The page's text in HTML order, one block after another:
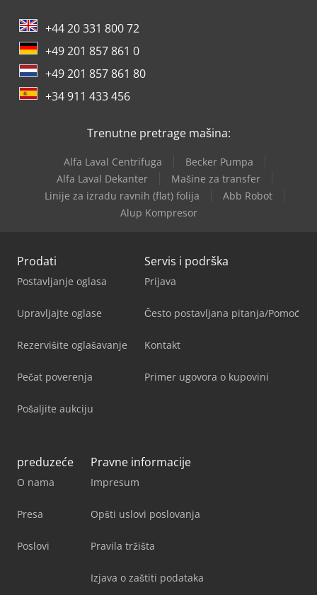
+44 20 331 800 72
+49 201 857 861 0
+49 201 857 861 80
+34 911 433 456
Trenutne pretrage mašina:
Alfa Laval Centrifuga
Becker Pumpa
Alfa Laval Dekanter
Mašine za transfer
Linije za izradu ravnih (flat) folija
Abb Robot
Alup Kompresor
Prodati
Postavljanje oglasa
Upravljajte oglase
Rezervišite oglašavanje
Pečat poverenja
Pošaljite aukciju
Servis i podrška
Prijava
Često postavljana pitanja/Pomoć
Kontakt
Primer ugovora o kupovini
preduzeće
O nama
Presa
Poslovi
Pravne informacije
Impresum
Opšti uslovi poslovanja
Pravila tržišta
Izjava o zaštiti podataka